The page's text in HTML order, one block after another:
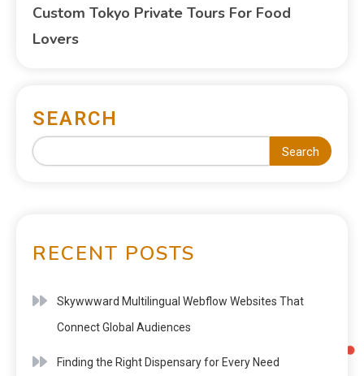
Custom Tokyo Private Tours For Food
Lovers
SEARCH
Search
RECENT POSTS
Skywwward Multilingual Webflow Websites That
Connect Global Audiences
Finding the Right Dispensary for Every Need